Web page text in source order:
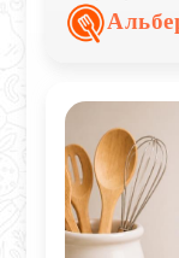
собой, а
более